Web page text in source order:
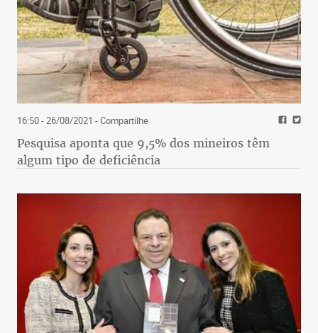
16:50 - 26/08/2021 - Compartilhe
Pesquisa aponta que 9,5% dos mineiros têm
algum tipo de deficiência